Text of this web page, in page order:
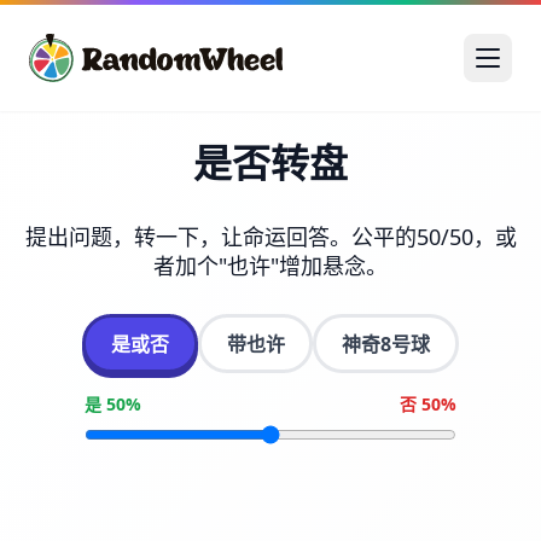
是否转盘
提出问题，转一下，让命运回答。公平的50/50，或
者加个"也许"增加悬念。
是或否 带也许 神奇8号球
是 50% 否 50%